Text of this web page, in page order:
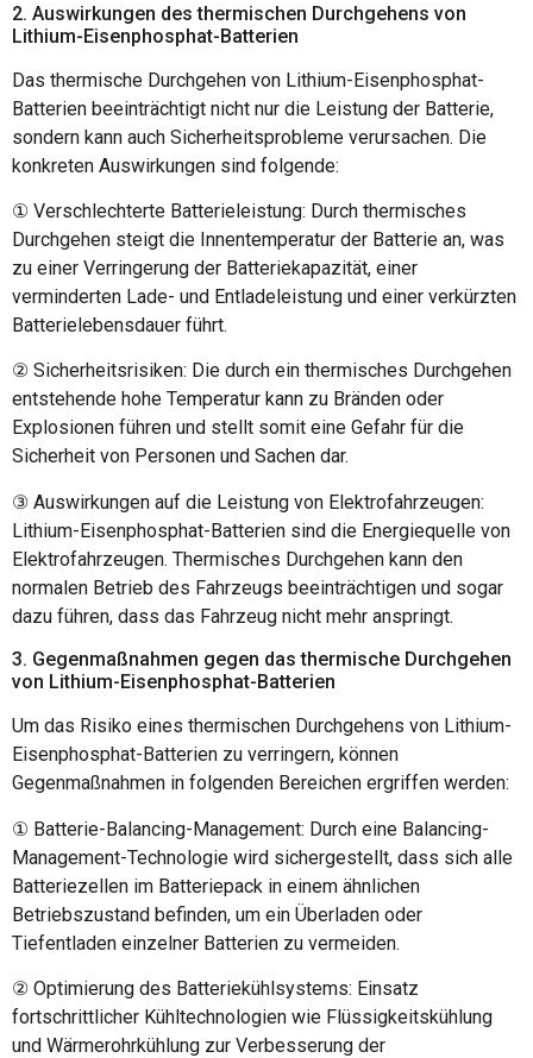
2. Auswirkungen des thermischen Durchgehens von
Lithium-Eisenphosphat-Batterien
Das thermische Durchgehen von Lithium-Eisenphosphat-
Batterien beeinträchtigt nicht nur die Leistung der Batterie,
sondern kann auch Sicherheitsprobleme verursachen. Die
konkreten Auswirkungen sind folgende:
① Verschlechterte Batterieleistung: Durch thermisches
Durchgehen steigt die Innentemperatur der Batterie an, was
zu einer Verringerung der Batteriekapazität, einer
verminderten Lade- und Entladeleistung und einer verkürzten
Batterielebensdauer führt.
② Sicherheitsrisiken: Die durch ein thermisches Durchgehen
entstehende hohe Temperatur kann zu Bränden oder
Explosionen führen und stellt somit eine Gefahr für die
Sicherheit von Personen und Sachen dar.
③ Auswirkungen auf die Leistung von Elektrofahrzeugen:
Lithium-Eisenphosphat-Batterien sind die Energiequelle von
Elektrofahrzeugen. Thermisches Durchgehen kann den
normalen Betrieb des Fahrzeugs beeinträchtigen und sogar
dazu führen, dass das Fahrzeug nicht mehr anspringt.
3. Gegenmaßnahmen gegen das thermische Durchgehen
von Lithium-Eisenphosphat-Batterien
Um das Risiko eines thermischen Durchgehens von Lithium-
Eisenphosphat-Batterien zu verringern, können
Gegenmaßnahmen in folgenden Bereichen ergriffen werden:
① Batterie-Balancing-Management: Durch eine Balancing-
Management-Technologie wird sichergestellt, dass sich alle
Batteriezellen im Batteriepack in einem ähnlichen
Betriebszustand befinden, um ein Überladen oder
Tiefentladen einzelner Batterien zu vermeiden.
② Optimierung des Batteriekühlsystems: Einsatz
fortschrittlicher Kühltechnologien wie Flüssigkeitskühlung
und Wärmerohrkühlung zur Verbesserung der